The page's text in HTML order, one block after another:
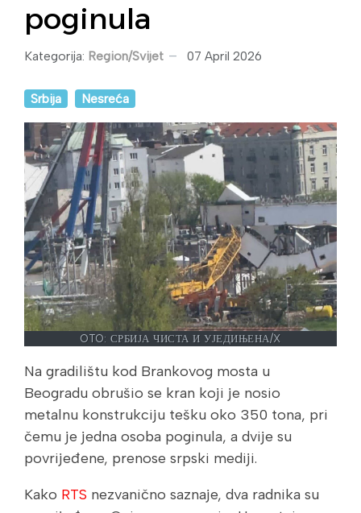
poginula
Kategorija: Region/Svijet 07 April 2026
Srbija Nesreća
OTO: СРБИЈА ЧИСТА И УЈЕДИЊЕНА/X
Na gradilištu kod Brankovog mosta u
Beogradu obrušio se kran koji je nosio
metalnu konstrukciju tešku oko 350 tona, pri
čemu je jedna osoba poginula, a dvije su
povrijeđene, prenose srpski mediji.
Kako RTS nezvanično saznaje, dva radnika su